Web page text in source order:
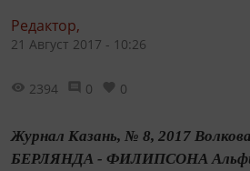
Редактор,
21 Август 2017 - 10:26
2394 0 0
Журнал Казань, № 8, 2017
БЕРЛЯНДА - ФИЛИПСОНА